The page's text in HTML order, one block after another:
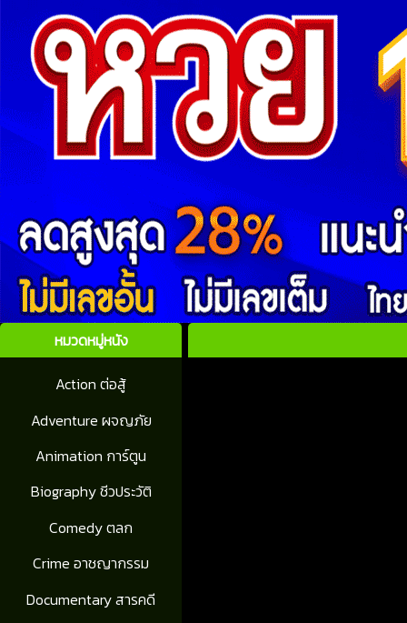
หมวดหมู่หนัง
Action ต่อสู้
Adventure ผจญภัย
Animation การ์ตูน
Biography ชีวประวัติ
Comedy ตลก
Crime อาชญากรรม
Documentary สารคดี